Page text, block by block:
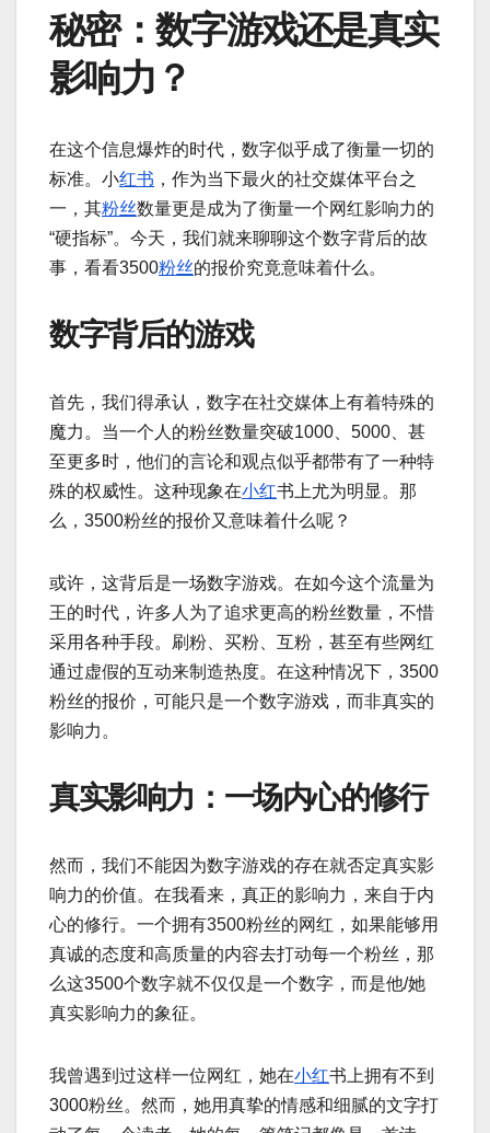
秘密：数字游戏还是真实
影响力？
在这个信息爆炸的时代，数字似乎成了衡量一切的
标准。小红书 ，作为当下最火的社交媒体平台之
一，其粉丝数量更是成为了衡量一个网红影响力的
“硬指标”。今天，我们就来聊聊这个数字背后的故
事，看看3500粉丝的报价究竟意味着什么。
数字背后的游戏
首先，我们得承认，数字在社交媒体上有着特殊的
魔力。当一个人的粉丝数量突破1000、5000、甚
至更多时，他们的言论和观点似乎都带有了一种特
殊的权威性。这种现象在小红书上尤为明显。那
么，3500粉丝的报价又意味着什么呢？
或许，这背后是一场数字游戏。在如今这个流量为
王的时代，许多人为了追求更高的粉丝数量，不惜
采用各种手段。刷粉、买粉、互粉，甚至有些网红
通过虚假的互动来制造热度。在这种情况下，3500
粉丝的报价，可能只是一个数字游戏，而非真实的
影响力。
真实影响力：一场内心的修行
然而，我们不能因为数字游戏的存在就否定真实影
响力的价值。在我看来，真正的影响力，来自于内
心的修行。一个拥有3500粉丝的网红，如果能够用
真诚的态度和高质量的内容去打动每一个粉丝，那
么这3500个数字就不仅仅是一个数字，而是他/她
真实影响力的象征。
我曾遇到过这样一位网红，她在小红书上拥有不到
3000粉丝。然而，她用真挚的情感和细腻的文字打